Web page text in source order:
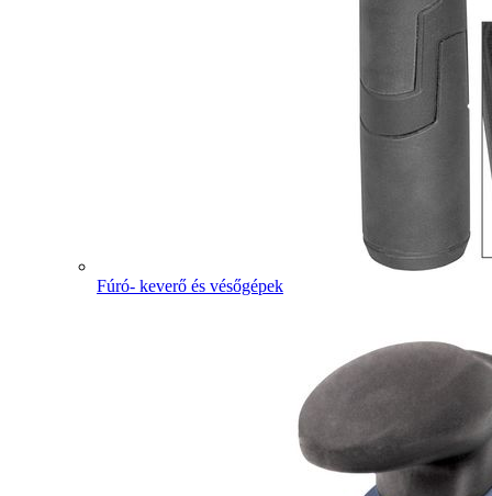
Fúró- keverő és vésőgépek